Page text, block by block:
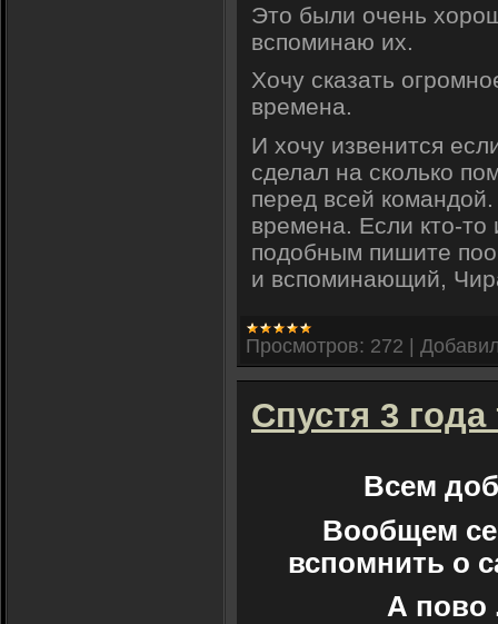
Это были очень
вспоминаю их.
Хочу сказать
времена.
И хочу извенится
сделал на сколько
перед всей
времена. Если кто-
подобным пишите
и вспоминающий,
Просмотров: 272 |
Спустя 3 года
Всем
Вообщем
вспомнить о
А пово